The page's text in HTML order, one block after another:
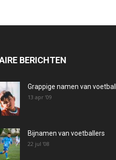
BERICHTEN
Grappige namen van
13 apr ’09
Bijnamen van voetballers
22 jul ’08